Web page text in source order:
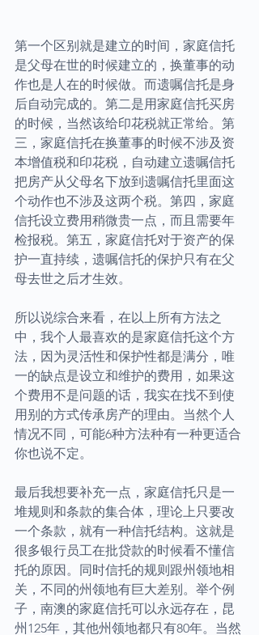
第一个区别就是建立的时间，家庭信托
是父母在世的时候建立的，换董事的动
作也是人在的时候做。而遗嘱信托是身
后自动完成的。第二是用家庭信托买房
的时候，当然该给印花税就正常给。第
三，家庭信托在换董事的时候不涉及资
本增值税和印花税，自动建立遗嘱信托
把房产从父母名下放到遗嘱信托里面这
个动作也不涉及这两个税。第四，家庭
信托设立费用稍微贵一点，而且需要年
检报税。第五，家庭信托对于资产的保
护一直持续，遗嘱信托的保护只有在父
母去世之后才生效。
所以说综合来看，在以上所有方法之
中，我个人最喜欢的是家庭信托这个方
法，因为灵活性和保护性都是满分，唯
一的缺点是设立和维护的费用，如果这
个费用不是问题的话，我实在找不到使
用别的方式传承房产的理由。当然个人
情况不同，可能6种方法种有一种更适合
你也说不定。
最后我想要补充一点，家庭信托只是一
堆规则和条款的集合体，理论上只要改
一个条款，就有一种信托结构。这就是
很多银行员工在批贷款的时候看不懂信
托的原因。同时信托的规则跟州领地相
关，不同的州领地有巨大差别。举个例
子，南澳的家庭信托可以永远存在，昆
州125年，其他州领地都只有80年。当然